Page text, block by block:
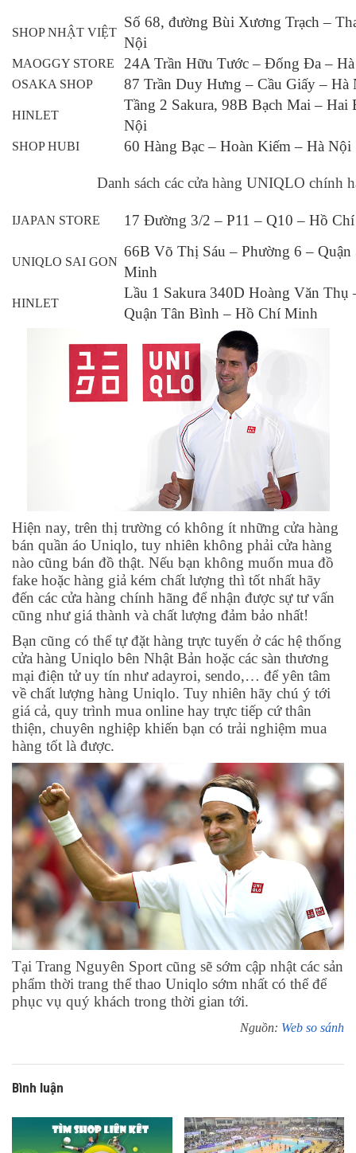
SHOP NHẬT VIỆT
Số 68, đường Bùi Xương Trạch –
Nội
MAOGGY STORE 24A Trần Hữu Tước – Đống Đa –
OSAKA SHOP 87 Trần Duy Hưng – Cầu Giấy – Hà
HINLET
Tầng 2 Sakura, 98B Bạch Mai – Hai
Nội
SHOP HUBI 60 Hàng Bạc – Hoàn Kiếm – Hà Nội
Danh sách các cửa hàng UNIQLO chính
IJAPAN STORE 17 Đường 3/2 – P11 – Q10 – Hồ
UNIQLO SAI GON
66B Võ Thị Sáu – Phường 6 –
Minh
HINLET
Lầu 1 Sakura 340D Hoàng Văn Thụ
Quận Tân Bình – Hồ Chí Minh
Hiện nay, trên thị trường có không ít những cửa hàng
bán quần áo Uniqlo, tuy nhiên không phải cửa hàng
nào cũng bán đồ thật. Nếu bạn không muốn mua đồ
fake hoặc hàng giả kém chất lượng thì tốt nhất hãy
đến các cửa hàng chính hãng để nhận được sự tư vấn
cũng như giá thành và chất lượng đảm bảo nhất!
Bạn cũng có thể tự đặt hàng trực tuyến ở các hệ thống
cửa hàng Uniqlo bên Nhật Bản hoặc các sàn thương
mại điện tử uy tín như adayroi, sendo,… để yên tâm
về chất lượng hàng Uniqlo. Tuy nhiên hãy chú ý tới
giá cả, quy trình mua online hay trực tiếp cứ thân
thiện, chuyên nghiệp khiến bạn có trải nghiệm mua
hàng tốt là được.
Tại Trang Nguyên Sport cũng sẽ sớm cập nhật các sản
phẩm thời trang thể thao Uniqlo sớm nhất có thể để
phục vụ quý khách trong thời gian tới.
Nguồn: Web so sánh
Bình luận